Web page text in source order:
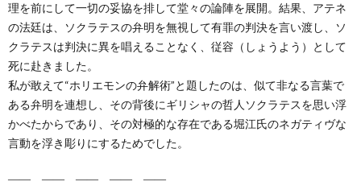
理を前にして一切の妥協を排して堂々の論陣を展開。結果、アテネ
の法廷は、ソクラテスの弁明を無視して有罪の判決を言い渡し、ソ
クラテスは判決に異を唱えることなく、従容（しょうよう）として
死に赴きました。
私が敢えて“ホリエモンの弁解術”と題したのは、似て非なる言葉で
ある弁明を連想し、その背後にギリシャの哲人ソクラテスを思い浮
かべたからであり、その対極的な存在である堀江氏のネガティヴな
言動を浮き彫りにするためでした。
―― ―― ―― ―― ――